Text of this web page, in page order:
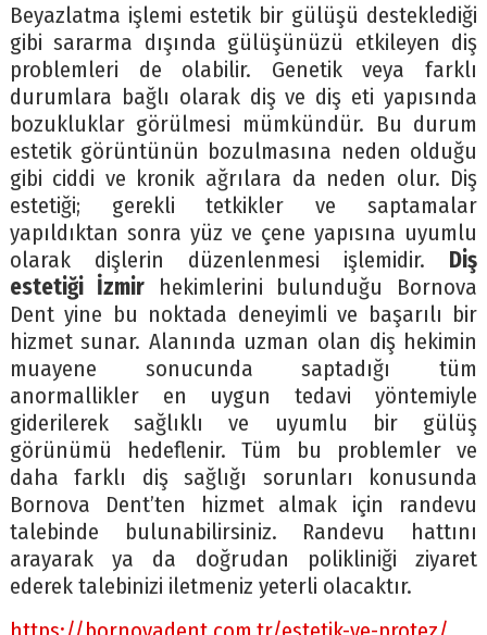
Beyazlatma işlemi estetik bir gülüşü desteklediği
gibi sararma dışında gülüşünüzü etkileyen diş
problemleri de olabilir. Genetik veya farklı
durumlara bağlı olarak diş ve diş eti yapısında
bozukluklar görülmesi mümkündür. Bu durum
estetik görüntünün bozulmasına neden olduğu
gibi ciddi ve kronik ağrılara da neden olur. Diş
estetiği; gerekli tetkikler ve saptamalar
yapıldıktan sonra yüz ve çene yapısına uyumlu
olarak dişlerin düzenlenmesi işlemidir. Diş
estetiği İzmirhekimlerini bulunduğu Bornova
Dent yine bu noktada deneyimli ve başarılı bir
hizmet sunar. Alanında uzman olan diş hekimin
muayene sonucunda saptadığı tüm
anormallikler en uygun tedavi yöntemiyle
giderilerek sağlıklı ve uyumlu bir gülüş
görünümü hedeflenir. Tüm bu problemler ve
daha farklı diş sağlığı sorunları konusunda
Bornova Dent’ten hizmet almak için randevu
talebinde bulunabilirsiniz. Randevu hattını
arayarak ya da doğrudan polikliniği ziyaret
ederek talebinizi iletmeniz yeterli olacaktır.